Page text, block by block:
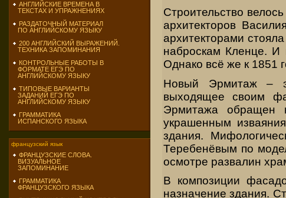
АНГЛИЙСКИЕ ВРЕМЕНА В
ТЕКСТАХ И УПРАЖНЕНИЯХ
РАЗДАТОЧНЫЙ МАТЕРИАЛ
ПО АНГЛИЙСКОМУ ЯЗЫКУ
200 АНГЛИЙСКИЙ ВЫРАЖЕНИЙ.
ТЕХНИКА ЗАПОМИНАНИЯ
КОНТРОЛЬНЫЕ РАБОТЫ В
ФОРМАТЕ ЕГЭ ПО
АНГЛИЙСКОМУ ЯЗЫКУ
ТИПОВЫЕ ВАРИАНТЫ
ЗАДАНИЙ ЕГЭ ПО
АНГЛИЙСКОМУ ЯЗЫКУ
ГРАММАТИКА
ИСПАНСКОГО ЯЗЫКА
французский язык
ФРАНЦУЗСКИЕ СЛОВА.
ВИЗУАЛЬНОЕ
ЗАПОМИНАНИЕ
ГРАММАТИКА
ФРАНЦУЗСКОГО ЯЗЫКА
Строительство
архитекторов
архитекторами
наброскам Кленце. И
Однако всё же к 1851
Новый Эрмитаж –
выходящее своим
Эрмитажа обращен
украшенным
здания.
Теребенёвым по
осмотре развалин
В композиции
назначение здания.